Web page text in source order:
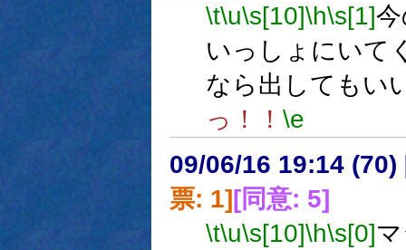
\t\u\s[10]\h\s[1]
いっしょにいて
なら出してもい
っ！！ \e
09/06/16 19:14 (70)
票: 1][同意: 5]
\t\u\s[10]\h\s[0]